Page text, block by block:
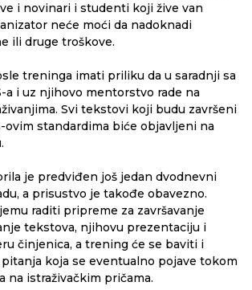
i novinari i studenti koji žive van
neće moći da nadoknadi
ili druge troškove.
treninga imati priliku da u saradnji sa
a i uz njihovo mentorstvo rade na
Svi tekstovi koji budu završeni
ovim standardima biće objavljeni na
je predviđen još jedan dvodnevni
a prisustvo je takođe obavezno.
raditi pripreme za završavanje
tekstova, njihovu prezentaciju i
činjenica, a trening će se baviti i
koja se eventualno pojave tokom
na istraživačkim pričama.